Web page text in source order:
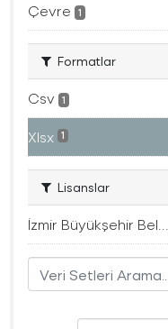
Çevre 1
Formatlar
Csv 1
Xlsx 1
Lisanslar
İzmir Büyükşehir Bel...